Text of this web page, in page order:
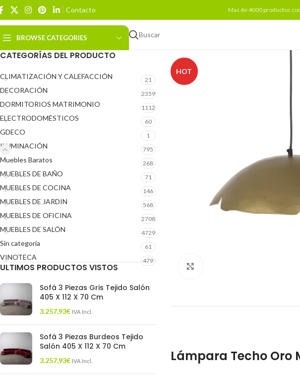
Contacto Mas de 4000 productos
BROWSE CATEGORIES Buscar
CATEGORÍAS DEL PRODUCTO
CLIMATIZACIÓN Y CALEFACCIÓN 21
DECORACIÓN 2359
DORMITORIOS MATRIMONIO 1112
ELECTRODOMÉSTICOS 60
GDECO 1
ILUMINACIÓN 795
Muebles Baratos 268
MUEBLES DE BAÑO 71
MUEBLES DE COCINA 146
MUEBLES DE JARDIN 568
MUEBLES DE OFICINA 2708
MUEBLES DE SALÓN 4729
Sin categoría 61
VINOTECA 479
ULTIMOS PRODUCTOS VISTOS
Sofá 3 Piezas Gris Tejido Salón
405 X 112 X 70 Cm
3.257,93€ IVA Incl.
Sofá 3 Piezas Burdeos Tejido
Salón 405 X 112 X 70 Cm
3.257,93€ IVA Incl.
HOT
Lámpara Techo Oro